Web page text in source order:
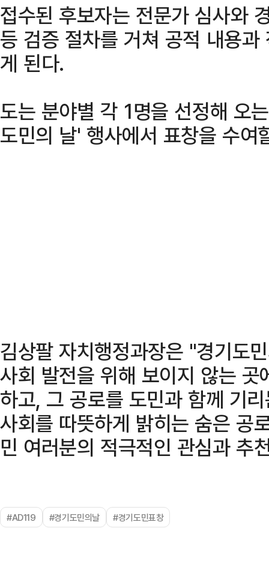
접수된 후보자는 전문가 심사와
등 검증 절차를 거쳐 공적 내용
게 된다.
도는 분야별 각 1명을 선정해
도민의 날' 행사에서 표창을 수여
김상팔 자치행정과장은 "경기도
사회 발전을 위해 보이지 않는
하고, 그 공로를 도민과 함께 기
사회를 따뜻하게 밝히는 숨은 공
민 여러분의 적극적인 관심과 추
#AD119 #경기도민의날 #경기도민표창